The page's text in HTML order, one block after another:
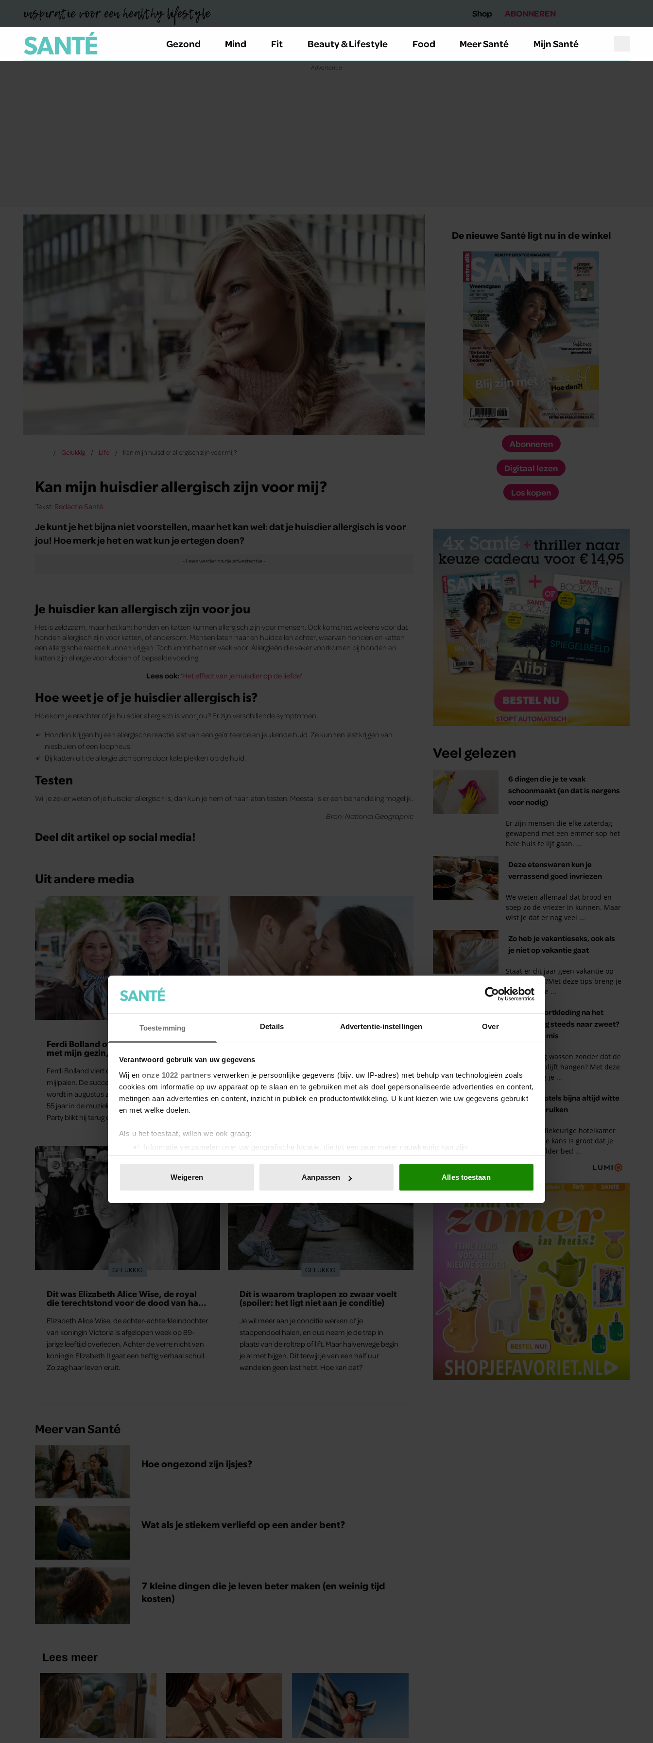
Toestemming Details Advertentie-instellingen Over
Verantwoord gebruik van uw gegevens
Wij en onze 1022 partners verwerken je persoonlijke gegevens (bijv. uw IP-adres) met behulp van technologieën zoals
cookies om informatie op uw apparaat op te slaan en te gebruiken met als doel gepersonaliseerde advertenties en content,
metingen aan advertenties en content, inzicht in publiek en productontwikkeling. U kunt kiezen wie uw gegevens gebruikt
en met welke doelen.
Als u het toestaat, willen we ook graag:
Informatie verzamelen over uw geografische locatie, die tot een paar meter nauwkeurig kan zijn
Uw apparaat identificeren door het actief te scannen op specifieke eigenschappen (fingerprinting)
toestemming op elk moment wijzigen of intrekken in de Cookieverklaring.
We gebruiken cookies om content en advertenties te personaliseren, om functies voor social media te bieden en om ons
websiteverkeer te analyseren. Ook delen we informatie over uw gebruik van onze site met onze partners voor social
media, adverteren en analyse. Deze partners kunnen deze gegevens combineren met andere informatie die u aan ze heeft
verstrekt of die ze hebben verzameld op basis van uw gebruik van hun services. U gaat akkoord met onze cookies als u
Weigeren Aanpassen Alles toestaan
inspiratie voor een healthy lifestyle Shop ABONNEREN
Gezond Mind Fit Beauty & Lifestyle Food Meer Santé Mijn Santé
Gelukkig Life Kan mijn huisdier allergisch zijn voor mij?
Kan mijn huisdier allergisch zijn voor mij?
Tekst: Redactie Santé
Je kunt je het bijna niet voorstellen, maar het kan wel: dat je huisdier allergisch is voor
jou! Hoe merk je het en wat kun je ertegen doen?
Je huisdier kan allergisch zijn voor jou
Het is zeldzaam, maar het kan: honden en katten kunnen allergisch zijn voor mensen. Ook komt het weleens voor dat
honden allergisch zijn voor katten, of andersom. Mensen laten haar en huidcellen achter, waarvan honden en katten
een allergische reactie kunnen krijgen. Toch komt het niet vaak voor. Allergieën die vaker voorkomen bij honden en
katten zijn allergie voor vlooien of bepaalde voeding.
Lees ook: ‘Het effect van je huisdier op de liefde‘
Hoe weet je of je huisdier allergisch is?
Hoe kom je erachter of je huisdier allergisch is voor jou? Er zijn verschillende symptomen:
Honden krijgen bij een allergische reactie last van een geïrriteerde en jeukende huid. Ze kunnen last krijgen van
niesbuien of een loopneus.
Bij katten uit de allergie zich soms door kale plekken op de huid.
Testen
Wil je zeker weten of je huisdier allergisch is, dan kun je hem of haar laten testen. Meestal is er een behandeling mogelijk.
Bron: National Geographic
Deel dit artikel op social media!
Uit andere media
Ferdi Bolland over geluk: “Als er iets is
met mijn gezin, gooi ik alles uit mijn
agenda”
Ferdi Bolland viert dit jaar twee bijzondere
mijlpalen. De succesvolle componist en producer
wordt in augustus zeventig jaar en zit bovendien al
55 jaar in de muziekindustrie. In een interview met
Party blikt hij terug op zijn indrukwekkende carrière,
maar maakt hij vooral duidelijk waar zijn
Rachél had een spannende date: ‘Pas
er echt was gebeurd’
Na haar scheiding ontdekt deze lezeres dat daten
ook luchtig en leuk kan zijn. Maar als ze Menno
ontmoet, hoopt ze stiekem op meer dan een
vrijblijvende flirt. Tot één avond alles in een heel
GELUKKIG
Dit was Elizabeth Alice Wise, de royal
die terechtstond voor de dood van haar
Elizabeth Alice Wise, de achter-achterkleindochter
van koningin Victoria is afgelopen week op 89-
jarige leeftijd overleden. Achter de verre nicht van
koningin Elizabeth II gaat een heftig verhaal schuil.
Zo zag haar leven eruit.
GELUKKIG
Dít is waarom traplopen zo zwaar voelt
(spoiler: het ligt niet aan je conditie)
Je wil meer aan je conditie werken of je
stappendoel halen, en dus neem je de trap in
plaats van de roltrap of lift. Maar halverwege begin
je al met hijgen. Dit terwijl je van een half uur
wandelen geen last hebt. Hoe kan dat?
Meer van Santé
Hoe ongezond zijn ijsjes?
Wat als je stiekem verliefd op een ander bent?
7 kleine dingen die je leven beter maken (en weinig tijd
kosten)
De nieuwe Santé ligt nu in de winkel
Abonneren
Digitaal lezen
Los kopen